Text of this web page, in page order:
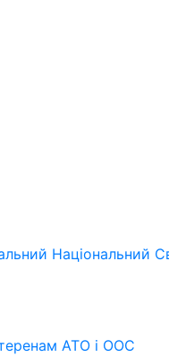
Національний
АТО і ООС